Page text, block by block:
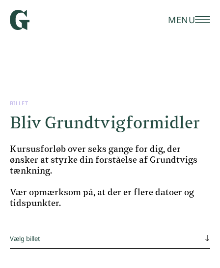
MENU
BILLET
Bliv Grundtvigformidler
Kursusforløb over seks gange for dig, der
ønsker at styrke din forståelse af Grundtvigs
tænkning.
Vær opmærksom på, at der er flere datoer og
tidspunkter.